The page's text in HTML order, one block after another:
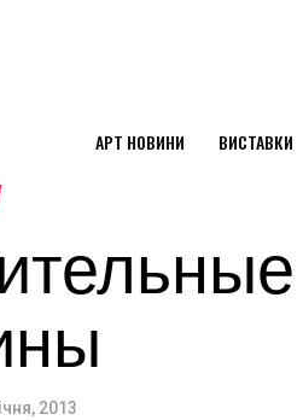
АРТ НОВИНИ ВИСТАВКИ
2013